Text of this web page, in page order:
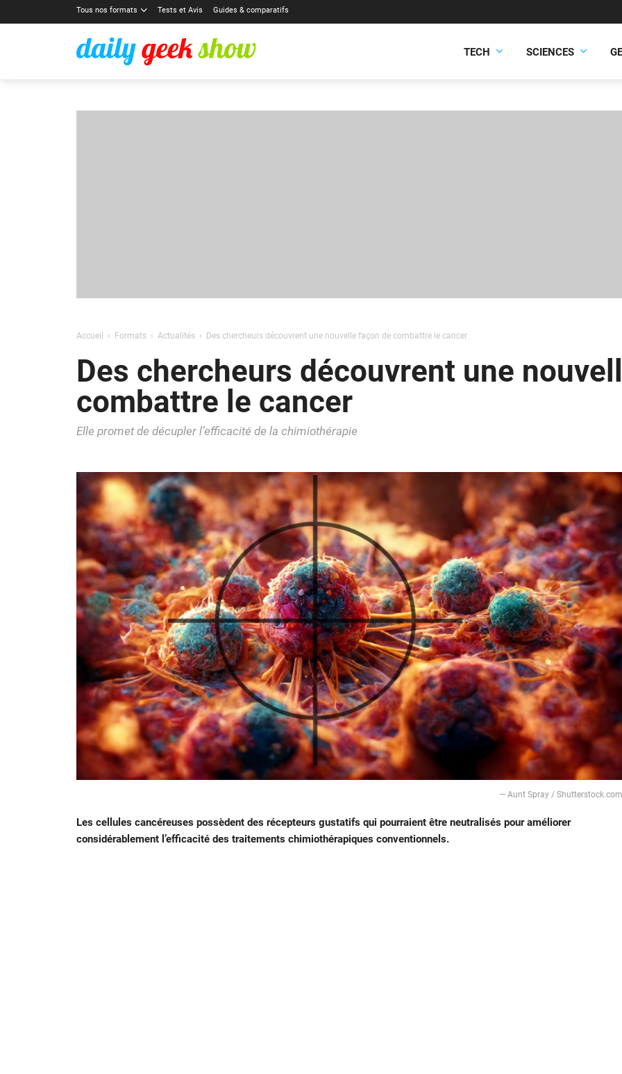
Tous nos formats Tests et Avis Guides & comparatifs
TECH SCIENCES
Accueil Formats Actualités Des chercheurs découvrent une nouvelle façon de combattre le cancer
Des chercheurs découvrent une
combattre le cancer
Elle promet de décupler l’efficacité de la chimiothérapie
— Aunt Spray / Shutterstock.com
Les cellules cancéreuses possèdent des récepteurs gustatifs qui pourraient être neutralisés pour améliorer
considérablement l’efficacité des traitements chimiothérapiques conventionnels.